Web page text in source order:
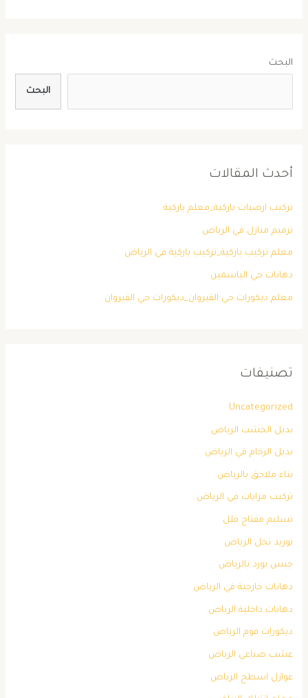
البحث
البحث
أحدث المقالات
تركيب ارضيات باركية_معلم باركية
ترميم منازل في الرياض
معلم تركيب باركية_تركيب باركية في الرياض
دهانات حي الياسمين
معلم ديكورات حي القيروان_ديكورات حي القيروان
تصنيفات
Uncategorized
بديل الخشب الرياض
بديل الرخام في الرياض
بناء ملاحق بالرياض
تركيب مرايات في الرياض
تسليم مفتاح فلل
توريد نخل الرياض
جبس بورد بالرياض
دهانات خارجية في الرياض
دهانات داخلية الرياض
ديكورات فوم الرياض
عشب صناعي الرياض
عوازل اسطح الرياض